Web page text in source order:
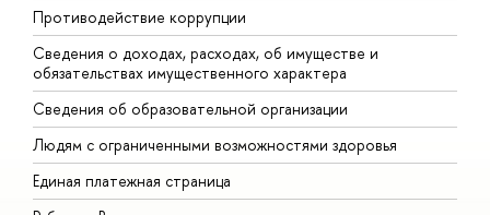
Противодействие коррупции
Сведения о доходах, расходах, об имуществе и
обязательствах имущественного характера
Сведения об образовательной организации
Людям с ограниченными возможностями здоровья
Единая платежная страница